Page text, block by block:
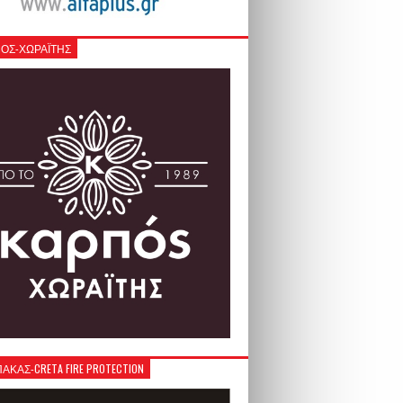
ΧΩΡΑΪΤΗΣ
CRETA FIRE PROTECTION